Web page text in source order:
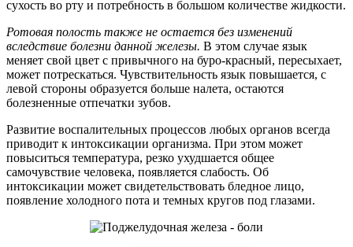
сухость во рту и потребность в большом количестве жидкости.
Ротовая полость также не остается без изменений
вследствие болезни данной железы. В этом случае язык
меняет свой цвет с привычного на буро-красный, пересыхает,
может потрескаться. Чувствительность язык повышается, с
левой стороны образуется больше налета, остаются
болезненные отпечатки зубов.
Развитие воспалительных процессов любых органов всегда
приводит к интоксикации организма. При этом может
повыситься температура, резко ухудшается общее
самочувствие человека, появляется слабость. Об
интоксикации может свидетельствовать бледное лицо,
появление холодного пота и темных кругов под глазами.